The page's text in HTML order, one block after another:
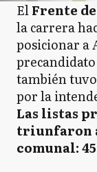
ElFrente
la carrera
posicionar a
también
por la
Las listas
triunfaron
comunal: